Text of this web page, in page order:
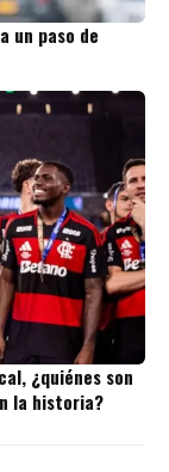
un paso de
¿quiénes son
la historia?